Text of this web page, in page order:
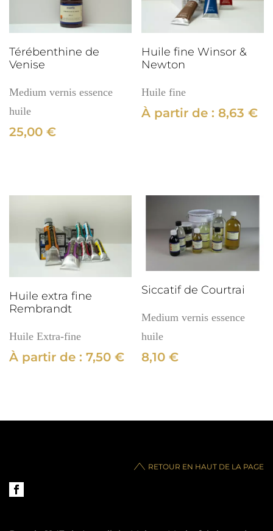
Térébenthine de
Venise
Medium vernis essence
huile
25,00 €
Huile fine Winsor &
Newton
Huile fine
À partir de : 8,63€
Huile extra fine
Rembrandt
Huile Extra-fine
À partir de : 7,50 €
Siccatif de Courtrai
Medium vernis essence
huile
8,10€
RETOUR EN HAUT DE LA PAGE